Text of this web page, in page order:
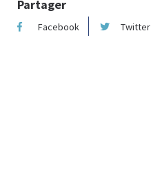
Partager
Facebook Twitter